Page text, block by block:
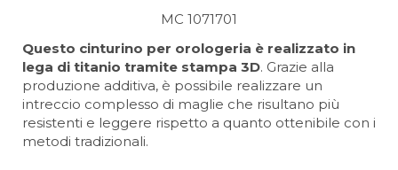
MC 1071701
Questo cinturino per orologeria è realizzato in
lega di titanio tramite stampa 3D. Grazie alla
produzione additiva, è possibile realizzare un
intreccio complesso di maglie che risultano più
resistenti e leggere rispetto a quanto ottenibile con i
metodi tradizionali.